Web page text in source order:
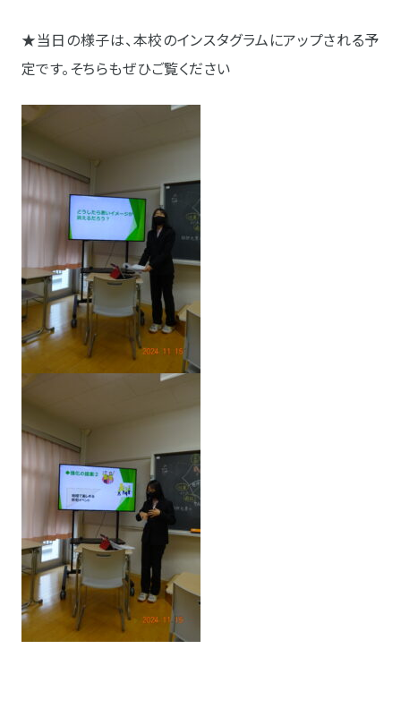
★当日の様子は、本校のインスタグラムにアップされる予
定です。そちらもぜひご覧ください